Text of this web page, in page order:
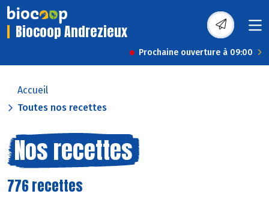
Biocoop Andrezieux
Prochaine ouverture à 09:00
Accueil
Toutes nos recettes
Nos recettes
776 recettes